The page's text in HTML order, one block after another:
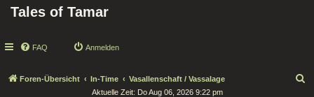
Tales of Tamar
FAQ Anmelden
Foren-Übersicht In-Time Vasallenschaft / Vassalage
Aktuelle Zeit: Do Aug 06, 2026 9:22 pm